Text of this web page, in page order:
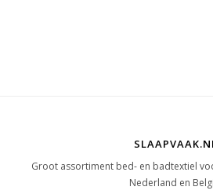
Groot assortiment bed- en badtextiel
Nederland en